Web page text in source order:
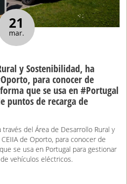
21
mar.
y Sostenibilidad, ha
para conocer de
que se usa en #Portugal
puntos de recarga de
del Área de Desarrollo Rural y
de Oporto, para conocer de
se usa en Portugal para gestionar
vehículos eléctricos.